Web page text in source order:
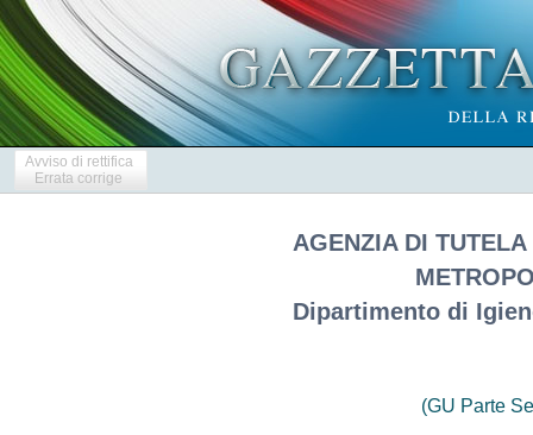
Avviso di rettifica
Errata corrige
AGENZIA DI
Dipartimento di
(GU Parte